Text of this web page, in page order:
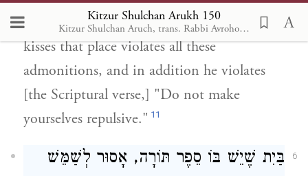
Kitzur Shulchan Arukh 150
Kitzur Shulchan Aruch, trans. Rabbi Avrohom Davis, Metsudah Pub., 1996
desire within yourself. Certainly one who
kisses that place violates all these
admonitions, and in addition he violates
[the Scriptural verse,] "Do not make
yourselves repulsive." 11
6
בַּיִת שֶׁיֵשׁ בּוֹ סֵפֶר תּוֹרָה, אָסוּר לְשַׁמֵּשׁ